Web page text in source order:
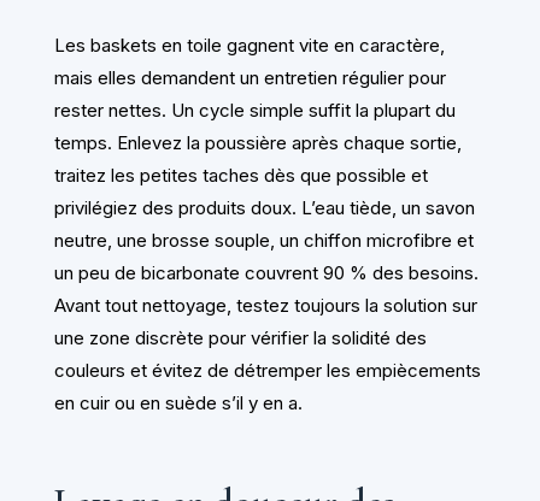
Les baskets en toile gagnent vite en caractère,
mais elles demandent un entretien régulier pour
rester nettes. Un cycle simple suffit la plupart du
temps. Enlevez la poussière après chaque sortie,
traitez les petites taches dès que possible et
privilégiez des produits doux. L’eau tiède, un savon
neutre, une brosse souple, un chiffon microfibre et
un peu de bicarbonate couvrent 90 % des besoins.
Avant tout nettoyage, testez toujours la solution sur
une zone discrète pour vérifier la solidité des
couleurs et évitez de détremper les empiècements
en cuir ou en suède s’il y en a.